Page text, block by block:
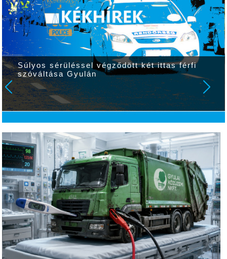
Súlyos sérüléssel végződött két ittas férfi
szóváltása Gyulán